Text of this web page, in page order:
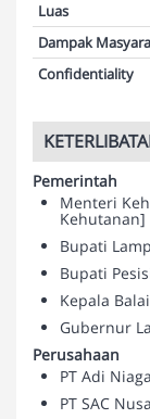
Luas
Dampak
Confidentiality
Pemerintah
Menteri
Kehutanan]
Bupati
Bupati
Kepala
Gubernur
Perusahaan
PT Adi
PT SAC